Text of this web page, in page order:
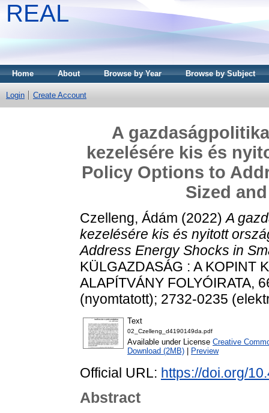
REAL
Home About Browse by Year Browse by Subject
Login Create Account
A
kezelésére kis és
Policy Options to
Sized
Czelleng, Ádám (2022)A
kezelésére kis és nyitott
Address Energy Shocks in
KÜLGAZDASÁG : A KOPINT
ALAPÍTVÁNY FOLYÓIRATA,
(nyomtatott); 2732-0235
Text
02_Czelleng_d4190149da.pdf
Available under License Creative
Download (2MB)
Preview
Official URL: https://doi.org/
Abstract